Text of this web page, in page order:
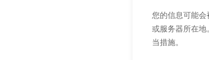
您的信息可能
或服务器所在
当措施。